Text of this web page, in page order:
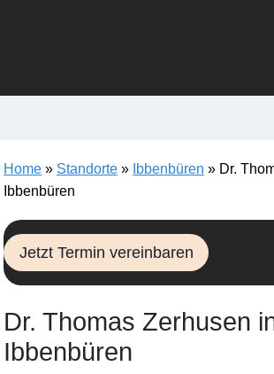
Home » Standorte » Ibbenbüren » Dr.
Ibbenbüren
Jetzt Termin vereinbaren
Dr. Thomas Zerhusen
Ibbenbüren